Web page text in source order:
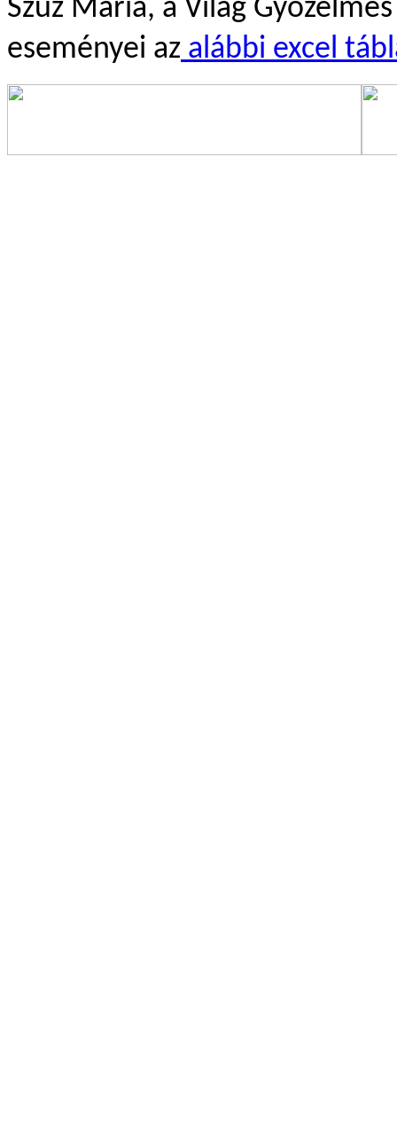
Szűz Mária, a Világ
eseményei az alábbi excel